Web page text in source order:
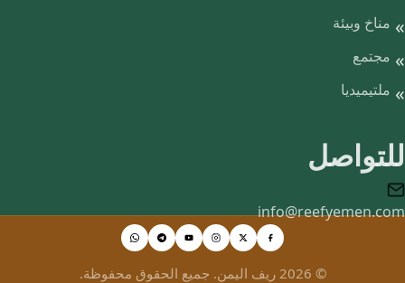
مناخ وبيئة
مجتمع
ملتيميديا
للتواصل
info@reefyemen.com
© 2026 ريف اليمن. جميع الحقوق محفوظة.